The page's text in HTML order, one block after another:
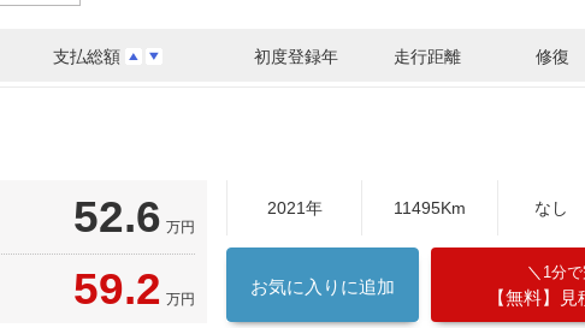
支払総額 初度登録年 走行距離 修復
52.6 万円
59.2 万円
2021年 11495Km なし
お気に入りに追加
1分で
【無料】